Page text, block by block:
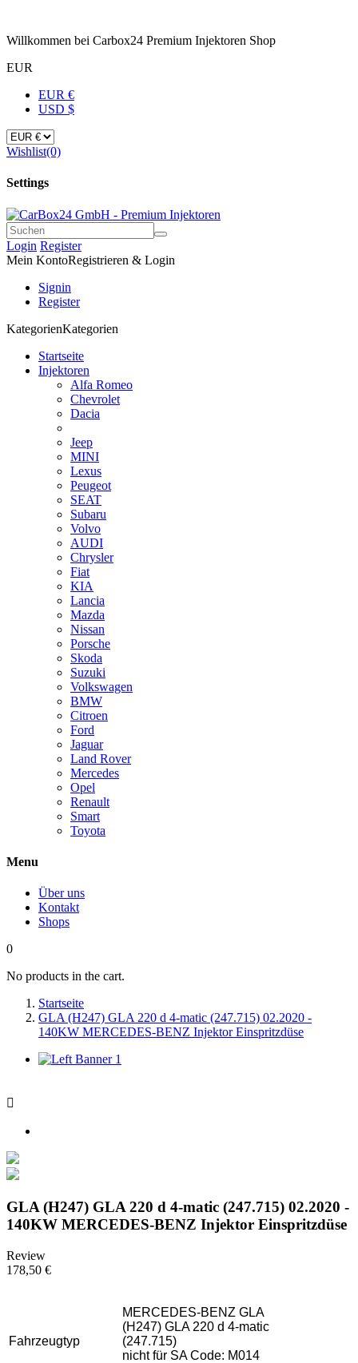
Willkommen bei Carbox24 Premium Injektoren Shop
EUR
EUR €
USD $
Wishlist(0)
Settings
Login Register
Mein KontoRegistrieren & Login
Signin
Register
KategorienKategorien
Startseite
Injektoren
Alfa Romeo
Chevrolet
Dacia
Jeep
MINI
Lexus
Peugeot
SEAT
Subaru
Volvo
AUDI
Chrysler
Fiat
KIA
Lancia
Mazda
Nissan
Porsche
Skoda
Suzuki
Volkswagen
BMW
Citroen
Ford
Jaguar
Land Rover
Mercedes
Opel
Renault
Smart
Toyota
Menu
Über uns
Kontakt
Shops
0
No products in the cart.
Startseite
GLA (H247) GLA 220 d 4-matic (247.715) 02.2020 -
140KW MERCEDES-BENZ Injektor Einspritzdüse

GLA (H247) GLA 220 d 4-matic (247.715) 02.2020 -
140KW MERCEDES-BENZ Injektor Einspritzdüse
Review
178,50 €
Fahrzeugtyp
MERCEDES-BENZ GLA
(H247) GLA 220 d 4-matic
(247.715)
nicht für SA Code: M014